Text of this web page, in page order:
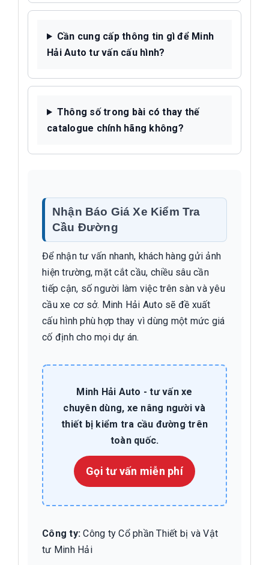
Cần cung cấp thông tin gì để Minh
Hải Auto tư vấn cấu hình?
Thông số trong bài có thay thế
catalogue chính hãng không?
Nhận Báo Giá Xe Kiểm Tra
Cầu Đường
Để nhận tư vấn nhanh, khách hàng gửi ảnh
hiện trường, mặt cắt cầu, chiều sâu cần
tiếp cận, số người làm việc trên sàn và yêu
cầu xe cơ sở. Minh Hải Auto sẽ đề xuất
cấu hình phù hợp thay vì dùng một mức giá
cố định cho mọi dự án.
Minh Hải Auto - tư vấn xe
chuyên dùng, xe nâng người và
thiết bị kiểm tra cầu đường trên
toàn quốc.
Gọi tư vấn miễn phí
Công ty: Công ty Cổ phần Thiết bị và Vật
tư Minh Hải